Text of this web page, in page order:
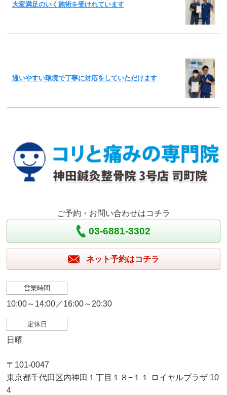
大変満足のいく施術を受けれています
通いやすい環境で丁寧に対応をしていただけます
ご予約・お問い合わせはコチラ
03-6881-3302
ネット予約はコチラ
営業時間
10:00～14:00／16:00～20:30
定休日
日曜
〒101-0047
東京都千代田区内神田１丁目１８−１１ ロイヤルプラザ 10
4